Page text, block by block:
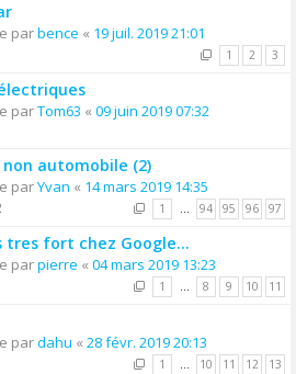
parbence « 19 juil. 2019 21:01
1 2 3
parTom63 « 09 juin 2019 07:32
automobile (2)
parYvan « 14 mars 2019 14:35
1 … 94 95 96 97
fort chez Google...
parpierre « 04 mars 2019 13:23
1 … 8 9 10 11
pardahu « 28 févr. 2019 20:13
1 … 10 11 12 13